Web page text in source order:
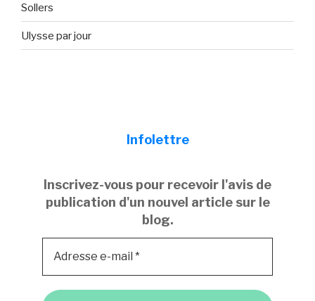
Sollers
Ulysse par jour
Infolettre
Inscrivez-vous pour recevoir l'avis de
publication d'un nouvel article sur le
blog.